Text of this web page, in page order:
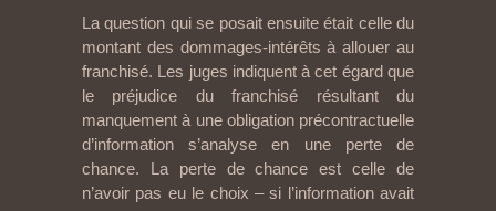
La question qui se posait ensuite était celle du
montant des dommages-intérêts à allouer au
franchisé. Les juges indiquent à cet égard que
le préjudice du franchisé résultant du
manquement à une obligation précontractuelle
d’information s’analyse en une perte de
chance. La perte de chance est celle de
n’avoir pas eu le choix – si l’information avait